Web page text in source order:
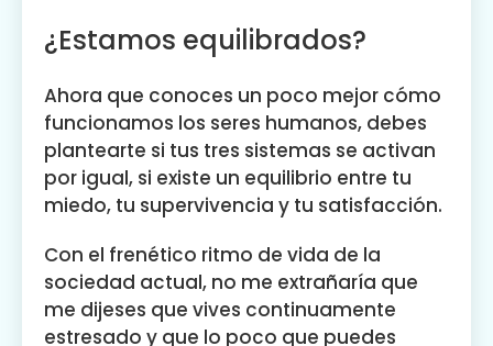
¿Estamos equilibrados?
Ahora que conoces un poco mejor cómo
funcionamos los seres humanos, debes
plantearte si tus tres sistemas se activan
por igual, si existe un equilibrio entre tu
miedo, tu supervivencia y tu satisfacción.
Con el frenético ritmo de vida de la
sociedad actual, no me extrañaría que
me dijeses que vives continuamente
estresado y que lo poco que puedes